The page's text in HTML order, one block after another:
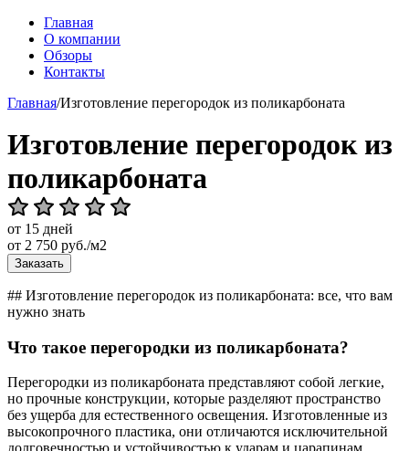
Главная
О компании
Обзоры
Контакты
Главная/Изготовление перегородок из поликарбоната
Изготовление перегородок из
поликарбоната
от 15 дней
от 2 750 руб./м2
Заказать
## Изготовление перегородок из поликарбоната: все, что вам
нужно знать
Что такое перегородки из поликарбоната?
Перегородки из поликарбоната представляют собой легкие,
но прочные конструкции, которые разделяют пространство
без ущерба для естественного освещения. Изготовленные из
высокопрочного пластика, они отличаются исключительной